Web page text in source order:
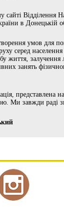
сайті Відділення
в Донецькій
умов для
серед
життя, залучення
занять
представлена
Ми завжди раді